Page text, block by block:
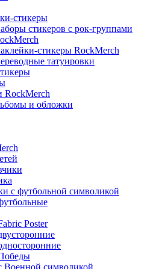
стикеры
стикеров с рок-группами
стикеры RockMerch
татуировки
RockMerch
и обложки
с футбольной символикой
Poster
Военной символикой